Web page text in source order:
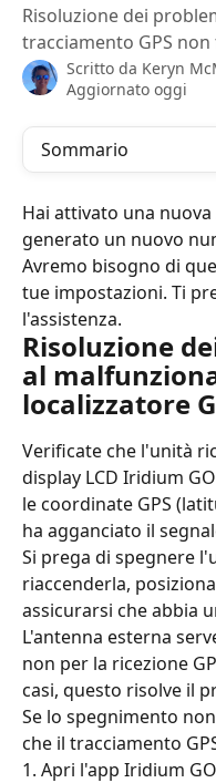
Risoluzione dei
tracciamento GPS
Scritto da Keryn
Aggiornato oggi
Sommario
Hai attivato una
generato un nuovo
Avremo bisogno di
tue impostazioni. Ti
l'assistenza.
Risoluzione
al
localizzatore
Verificate che l'unità
display LCD Iridium
le coordinate GPS
ha agganciato il
Si prega di spegnere
riaccenderla,
assicurarsi che abbia
L'antenna esterna
non per la ricezione
casi, questo risolve il
Se lo spegnimento
che il tracciamento
1. Apri l'app Iridium